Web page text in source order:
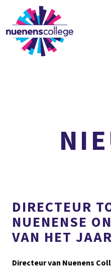
DIRECTEUR
NUENENSE
VAN HET JAAR
Directeur van Nuenens